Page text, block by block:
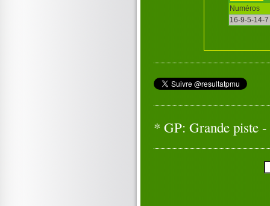
Numéros
16-9-5-14-7
* GP: Grande piste